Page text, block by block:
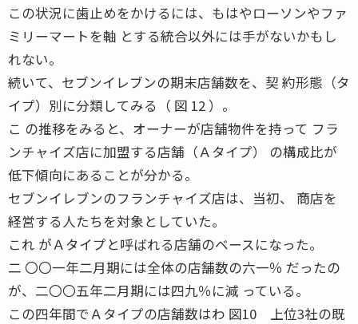
この状況に歯止めをかけるには、もはやローソンやファ
ミリーマートを軸 とする統合以外には手がないかもし
れない。
続いて、セブンイレブンの期末店舗数を、契 約形態（タ
イプ）別に分類してみる（ 図 12 ）。
こ の推移をみると、オーナーが店舗物件を持って フラ
ンチャイズ店に加盟する店舗（Ａタイプ） の構成比が
低下傾向にあることが分かる。
セブンイレブンのフランチャイズ店は、当初、 商店を
経営する人たちを対象としていた。
これ がＡタイプと呼ばれる店舗のベースになった。
二 〇〇一年二月期には全体の店舗数の六一％ だったの
が、二〇〇五年二月期には四九％に減 っている。
この四年間でＡタイプの店舗数はわ 図10 上位3社の既